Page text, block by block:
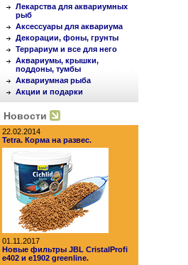
Лекарства для аквариумных
рыб
Аксессуары для аквариума
Декорации, фоны, грунты
Террариум и все для него
Аквариумы, крышки,
поддоны, тумбы
Аквариумная рыба
Акции и подарки
Новости
22.02.2014
Tetra. Корма на развес.
01.11.2017
Новые фильтры JBL CristalProfi
e402 и e1902 greenline.